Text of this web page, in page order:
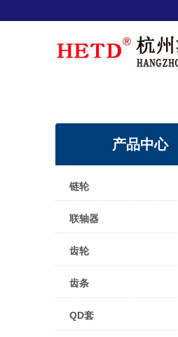
产品中心
链轮
联轴器
齿轮
齿条
QD套